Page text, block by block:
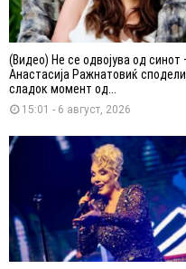
(Видео) Не се одвојува од синот
Анастасија Ражнатовиќ сподели
сладок момент од...
15:01 - 6 август, 2026